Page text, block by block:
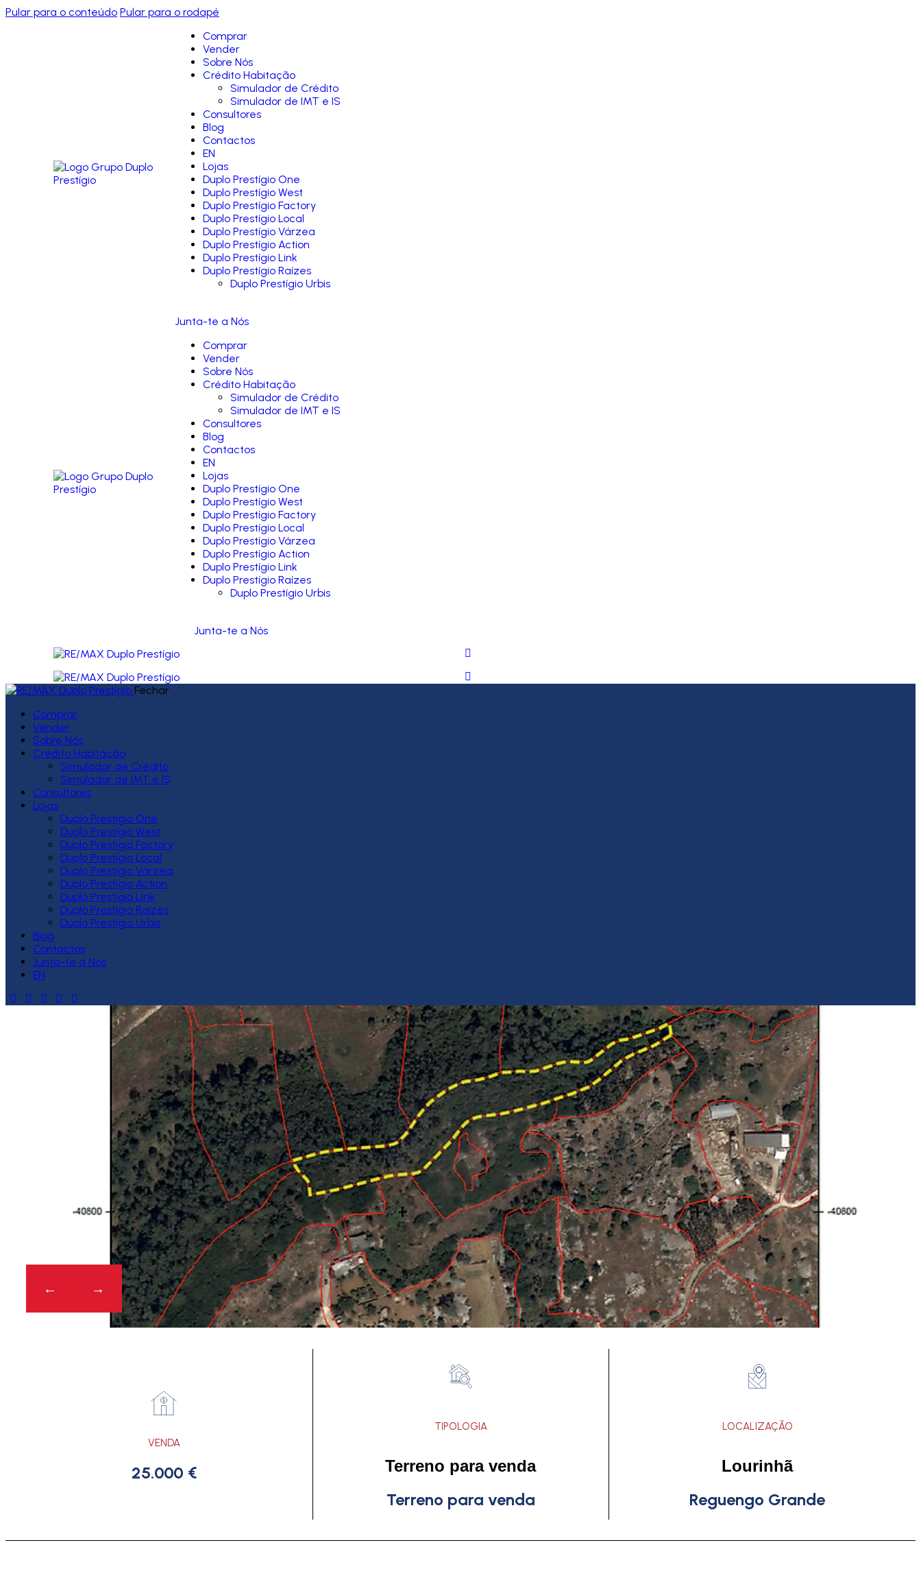
Pular para o conteúdo Pular para o rodapé
Comprar
Vender
Sobre Nós
Crédito Habitação
Simulador de Crédito
Simulador de IMT e IS
Consultores
Blog
Contactos
EN
Lojas
Duplo Prestígio One
Duplo Prestígio West
Duplo Prestígio Factory
Duplo Prestígio Local
Duplo Prestígio Várzea
Duplo Prestígio Action
Duplo Prestígio Link
Duplo Prestígio Raízes
Duplo Prestígio Urbis
Junta-te a Nós
Comprar
Vender
Sobre Nós
Crédito Habitação
Simulador de Crédito
Simulador de IMT e IS
Consultores
Blog
Contactos
EN
Lojas
Duplo Prestígio One
Duplo Prestígio West
Duplo Prestígio Factory
Duplo Prestígio Local
Duplo Prestígio Várzea
Duplo Prestígio Action
Duplo Prestígio Link
Duplo Prestígio Raízes
Duplo Prestígio Urbis
Junta-te a Nós
Fechar
Comprar
Vender
Sobre Nós
Crédito Habitação
Simulador de Crédito
Simulador de IMT e IS
Consultores
Lojas
Duplo Prestígio One
Duplo Prestígio West
Duplo Prestígio Factory
Duplo Prestígio Local
Duplo Prestígio Várzea
Duplo Prestígio Action
Duplo Prestígio Link
Duplo Prestígio Raízes
Duplo Prestígio Urbis
Blog
Contactos
Junta-te a Nós
EN
VENDA
25.000 €
TIPOLOGIA
Terreno para venda
Terreno para venda
LOCALIZAÇÃO
Lourinhã
Reguengo Grande